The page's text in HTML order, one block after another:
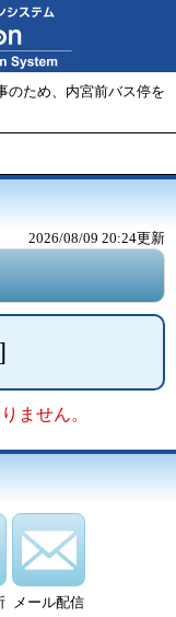
のため、内宮前バス停を
2026/08/09 20:24更新
]
ません。
メール配信